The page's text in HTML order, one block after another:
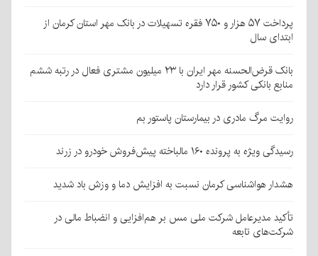
پرداخت ۵۷ هزار و ۷۵۰ فقره تسهیلات در بانک مهر استان کرمان از
ابتدای سال
بانک قرض‌الحسنه مهر ایران با ۲۳ میلیون مشتری فعال در رتبه ششم
منابع بانکی کشور قرار دارد
روایت مرگ مادری در بیمارستان پاستور بم
رسیدگی ویژه به پرونده ۱۶۰ مالباخته پیش‌فروش خودرو در زرند
هشدار هواشناسی کرمان نسبت به افزایش دما و وزش باد شدید
تأکید مدیرعامل شرکت ملی مس بر هم‌افزایی و انضباط مالی در
شرکت‌های تابعه